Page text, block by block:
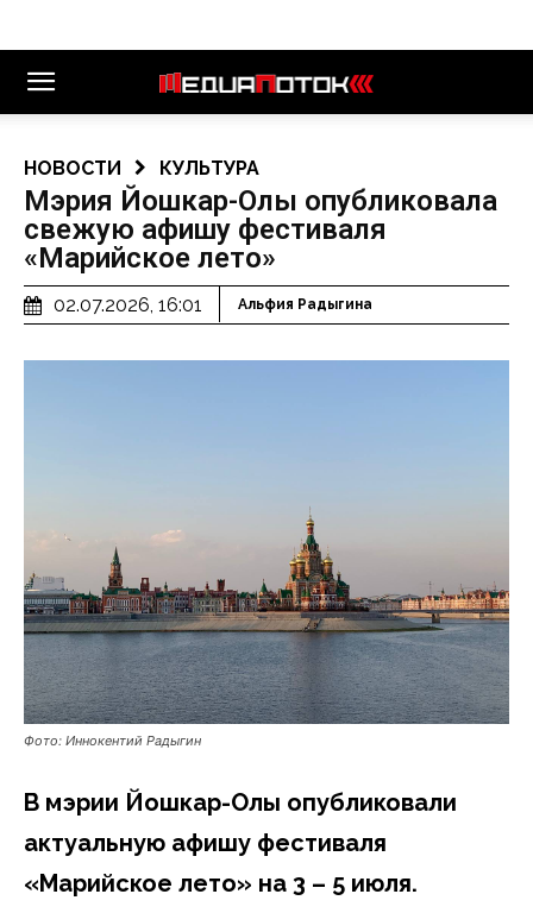
НОВОСТИ КУЛЬТУРА
Мэрия Йошкар-Олы опубликовала
свежую афишу фестиваля
«Марийское лето»
02.07.2026, 16:01 Альфия Радыгина
Фото: Иннокентий Радыгин
В мэрии Йошкар-Олы опубликовали
актуальную афишу фестиваля
«Марийское лето» на 3 – 5 июля.